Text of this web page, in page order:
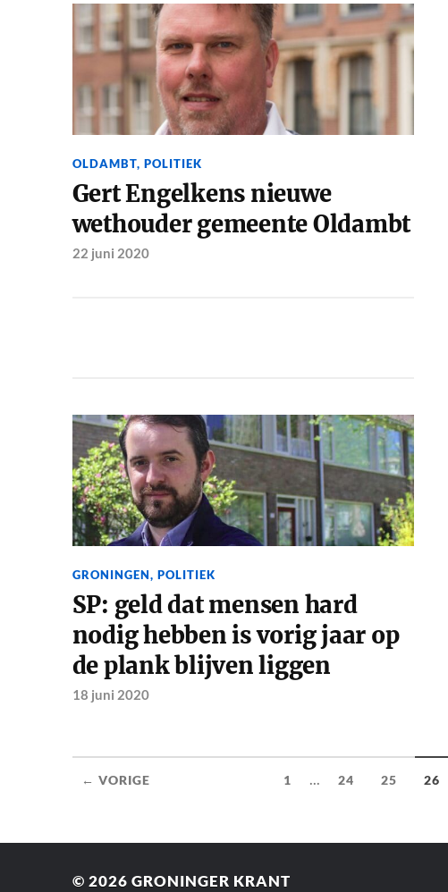
OLDAMBT, POLITIEK
Gert Engelkens nieuwe
wethouder gemeente Oldambt
22 juni 2020
GRONINGEN, POLITIEK
SP: geld dat mensen hard
nodig hebben is vorig jaar op
de plank blijven liggen
18 juni 2020
← VORIGE 1 ... 24 25 26
© 2026 GRONINGER KRANT